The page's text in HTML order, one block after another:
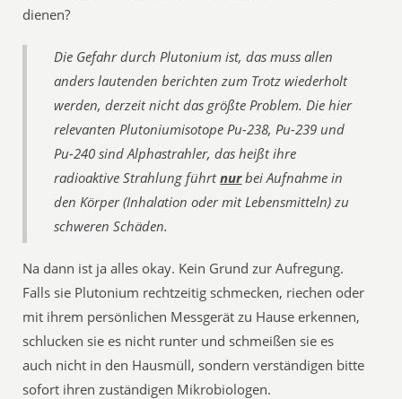
dienen?
Die Gefahr durch Plutonium ist, das muss allen
anders lautenden berichten zum Trotz wiederholt
werden, derzeit nicht das größte Problem. Die hier
relevanten Plutoniumisotope Pu-238, Pu-239 und
Pu-240 sind Alphastrahler, das heißt ihre
radioaktive Strahlung führtnurbei Aufnahme in
den Körper (Inhalation oder mit Lebensmitteln) zu
schweren Schäden.
Na dann ist ja alles okay. Kein Grund zur Aufregung.
Falls sie Plutonium rechtzeitig schmecken, riechen oder
mit ihrem persönlichen Messgerät zu Hause erkennen,
schlucken sie es nicht runter und schmeißen sie es
auch nicht in den Hausmüll, sondern verständigen bitte
sofort ihren zuständigen Mikrobiologen.